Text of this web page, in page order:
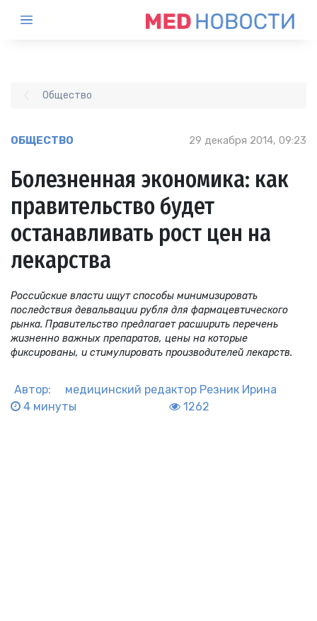
Общество
ОБЩЕСТВО 29 декабря 2014, 09:23
Болезненная экономика: как
правительство будет
останавливать рост цен на
лекарства
Российские власти ищут способы минимизировать
последствия девальвации рубля для фармацевтического
рынка. Правительство предлагает расширить перечень
жизненно важных препаратов, цены на которые
фиксированы, и стимулировать производителей лекарств.
Автор: медицинский редактор Резник Ирина
4 минуты
1262